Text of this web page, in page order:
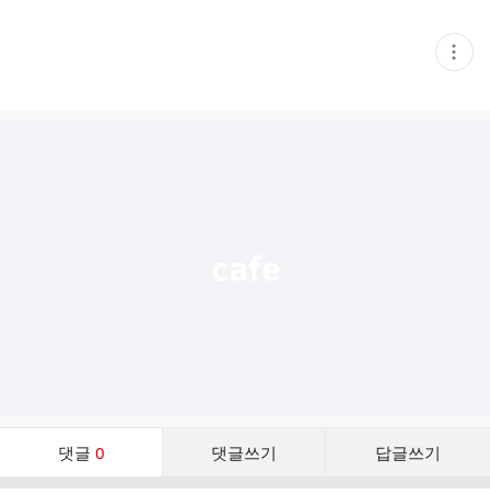
현
재
댓글 0 댓글쓰기 답글쓰기
댓